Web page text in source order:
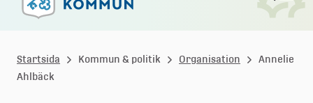
u
l
Startsida Kommun & politik Organisation
Annelie
Ahlbäck